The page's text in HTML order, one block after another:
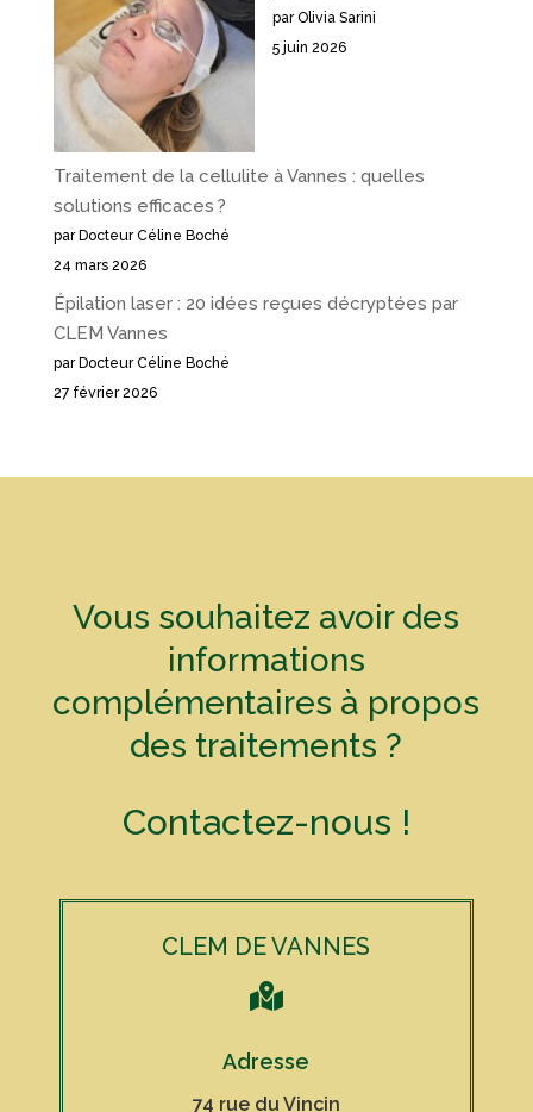
par Olivia Sarini
5 juin 2026
Traitement de la cellulite à Vannes : quelles
solutions efficaces ?
par Docteur Céline Boché
24 mars 2026
Épilation laser : 20 idées reçues décryptées par
CLEM Vannes
par Docteur Céline Boché
27 février 2026
Vous souhaitez avoir des
informations
complémentaires à propos
des traitements ?
Contactez-nous !
CLEM DE VANNES

Adresse
74 rue du Vincin